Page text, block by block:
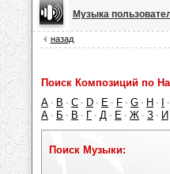
Музыка
назад
Поиск Композиций по
A · B · C · D · E · F · G · H · ·
А · Б · В · Г · Д · Е · Ж · З · И
Поиск Музыки: